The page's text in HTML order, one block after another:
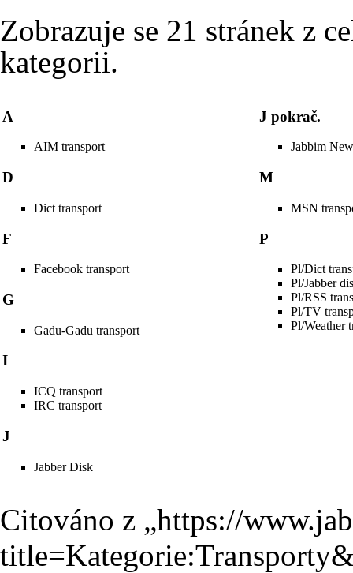
Zobrazuje se 21 stránek z
kategorii.
A
AIM transport
D
Dict transport
F
Facebook transport
G
Gadu-Gadu transport
I
ICQ transport
IRC transport
J
Jabber Disk
J pokrač.
Jabbim
M
MSN
P
Pl/Dict
Pl/Jabber
Pl/RSS
Pl/TV
Pl/Weather
Citováno z „https://